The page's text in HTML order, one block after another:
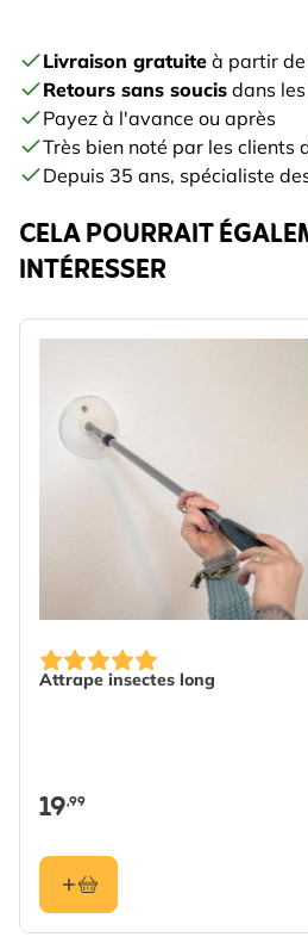
Livraison gratuite à partir
Retours sans soucis dans
Payez à l'avance ou après
Très bien noté par les clients
Depuis 35 ans, spécialiste
CELA POURRAIT
INTÉRESSER
Attrape insectes long
19,99